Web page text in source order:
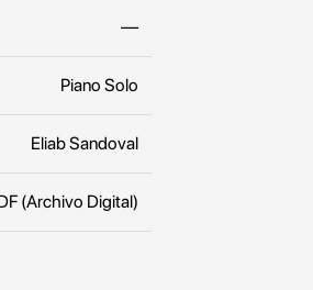
—
Piano Solo
Eliab Sandoval
(Archivo Digital)